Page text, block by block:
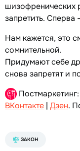
шизофренических
запретить. Сперва
Нам кажется, это
сомнительной.
Придумают себе
снова запретят и
Постмаркетинг:
ВКонтакте | Дзен.
ЗАКОН